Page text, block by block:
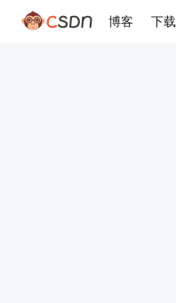
博客 下载